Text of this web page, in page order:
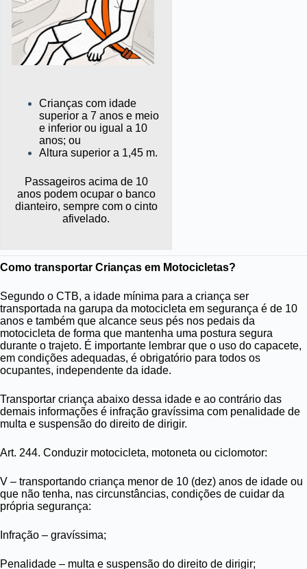
Crianças com idade
superior a 7 anos e meio
e inferior ou igual a 10
anos; ou
Altura superior a 1,45 m.
Passageiros acima de 10
anos podem ocupar o banco
dianteiro, sempre com o cinto
afivelado.
Como transportar Crianças em Motocicletas?
Segundo o CTB, a idade mínima para a criança ser
transportada na garupa da motocicleta em segurança é de 10
anos e também que alcance seus pés nos pedais da
motocicleta de forma que mantenha uma postura segura
durante o trajeto. É importante lembrar que o uso do capacete,
em condições adequadas, é obrigatório para todos os
ocupantes, independente da idade.
Transportar criança abaixo dessa idade e ao contrário das
demais informações é infração gravíssima com penalidade de
multa e suspensão do direito de dirigir.
Art. 244. Conduzir motocicleta, motoneta ou ciclomotor:
V – transportando criança menor de 10 (dez) anos de idade ou
que não tenha, nas circunstâncias, condições de cuidar da
própria segurança:
Infração – gravíssima;
Penalidade – multa e suspensão do direito de dirigir;